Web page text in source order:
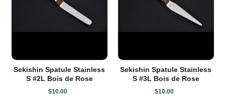
Sekishin Spatule Stainless
S #2L Bois de Rose
$10.00
Sekishin Spatule Stainless
S #3L Bois de Rose
$10.00